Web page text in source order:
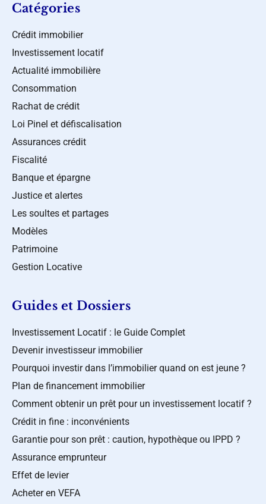
Catégories
Crédit immobilier
Investissement locatif
Actualité immobilière
Consommation
Rachat de crédit
Loi Pinel et défiscalisation
Assurances crédit
Fiscalité
Banque et épargne
Justice et alertes
Les soultes et partages
Modèles
Patrimoine
Gestion Locative
Guides et Dossiers
Investissement Locatif : le Guide Complet
Devenir investisseur immobilier
Pourquoi investir dans l’immobilier quand on est jeune ?
Plan de financement immobilier
Comment obtenir un prêt pour un investissement locatif ?
Crédit in fine : inconvénients
Garantie pour son prêt : caution, hypothèque ou IPPD ?
Assurance emprunteur
Effet de levier
Acheter en VEFA